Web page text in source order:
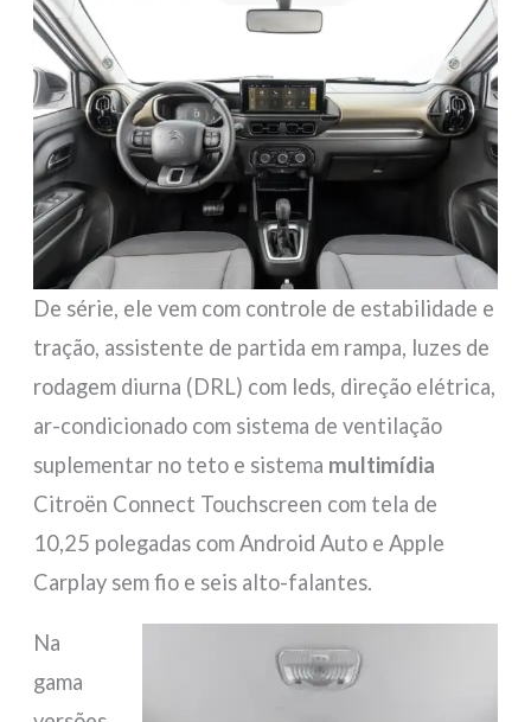
De série, ele vem com controle de estabilidade e
tração, assistente de partida em rampa, luzes de
rodagem diurna (DRL) com leds, direção elétrica,
ar-condicionado com sistema de ventilação
suplementar no teto e sistema multimídia
Citroën Connect Touchscreen com tela de
10,25 polegadas com Android Auto e Apple
Carplay sem fio e seis alto-falantes.
Na
gama